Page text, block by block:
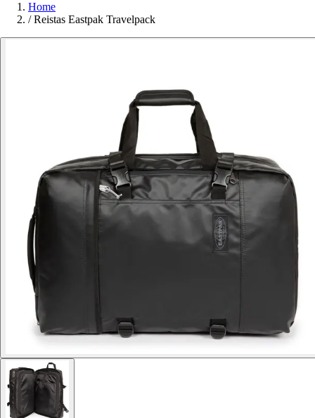
Home
/ Reistas Eastpak Travelpack